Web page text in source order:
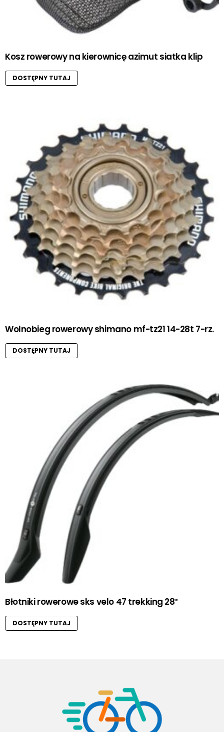
Kosz rowerowy na kierownicę azimut siatka klip
DOSTĘPNY TUTAJ
Wolnobieg rowerowy shimano mf-tz21 14-28t 7-rz.
DOSTĘPNY TUTAJ
Błotniki rowerowe sks velo 47 trekking 28″
DOSTĘPNY TUTAJ